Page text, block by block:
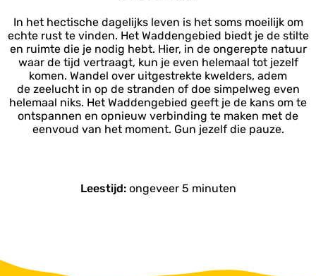
In het hectische dagelijks leven is het soms moeilijk om
echte rust te vinden. Het Waddengebied biedt je de stilte
en ruimte die je nodig hebt. Hier, in de ongerepte natuur
waar de tijd vertraagt, kun je even helemaal tot jezelf
komen. Wandel over uitgestrekte kwelders, adem
de zeelucht in op de stranden of doe simpelweg even
helemaal niks. Het Waddengebied geeft je de kans om te
ontspannen en opnieuw verbinding te maken met de
eenvoud van het moment. Gun jezelf die pauze.
Leestijd:ongeveer 5 minuten